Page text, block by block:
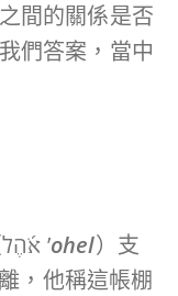
間的關係是否
們答案，當中
出33:7 摩西拿一個帳棚（אֹ֜הֶל ’ohel）支
，他稱這帳棚